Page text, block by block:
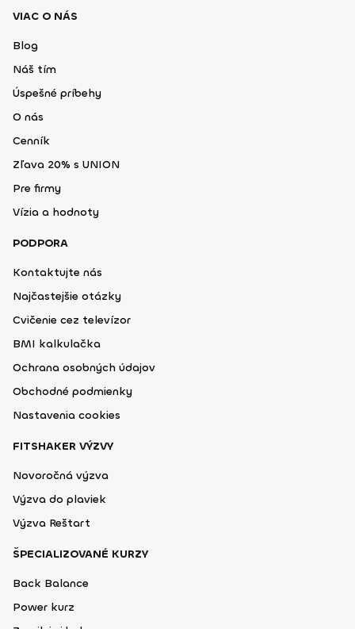
VIAC O NÁS
Blog
Náš tím
Úspešné príbehy
O nás
Cenník
Zľava 20% s UNION
Pre firmy
Vízia a hodnoty
PODPORA
Kontaktujte nás
Najčastejšie otázky
Cvičenie cez televízor
BMI kalkulačka
Ochrana osobných údajov
Obchodné podmienky
Nastavenia cookies
FITSHAKER VÝZVY
Novoročná výzva
Výzva do plaviek
Výzva Reštart
ŠPECIALIZOVANÉ KURZY
Back Balance
Power kurz